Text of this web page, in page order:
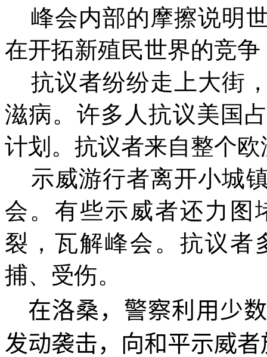
峰会内部的摩擦说明
在开拓新殖民世界的竞
抗议者纷纷走上大街
滋病。许多人抗议美国
计划。抗议者来自整个欧
示威游行者离开小城
会。有些示威者还力图
裂，瓦解峰会。抗议者
捕、受伤。
在洛桑，警察利用少
发动袭击，向和平示威